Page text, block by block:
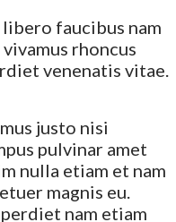
faucibus nam
rhoncus
venenatis vitae.
justo nisi
pulvinar amet
nulla etiam et nam
magnis eu.
nam etiam